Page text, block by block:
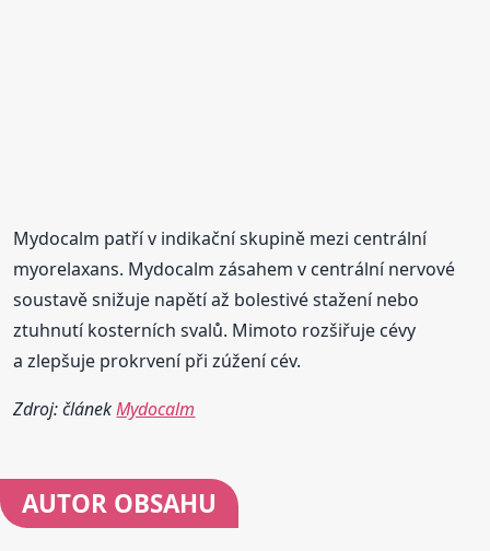
Mydocalm patří v indikační skupině mezi centrální
myorelaxans. Mydocalm zásahem v centrální nervové
soustavě snižuje napětí až bolestivé stažení nebo
ztuhnutí kosterních svalů. Mimoto rozšiřuje cévy
a zlepšuje prokrvení při zúžení cév.
Zdroj: článekMydocalm
AUTOR OBSAHU